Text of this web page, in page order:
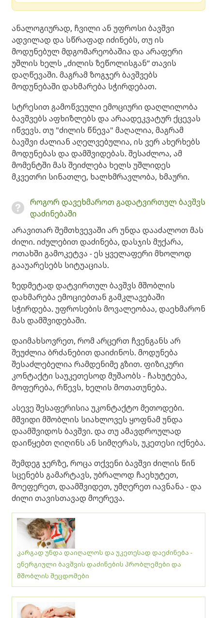
ანალოგიურად, ჩვილი ან უფროსი ბავშვი
ადვილად და სწრაფად იძინებს, თუ ის
მოდუნებულ მდგომარეობაშია და არაფერი
უშლის ხელს „ძილის ზეწოლისგან“ თავის
დაღწევაში. მაგრამ ზოგჯერ ბავშვებს
მოდუნებაში დახმარება სჭირდებათ.
სტრესით გამოწვეული ემოციური დაღლილობა
ბავშვებს აფხიზლებს და არაადეკვატურ ქცევას
იწვევს. თუ "ძილის წნევა" მაღალია, მაგრამ
ბავშვი ძალიან აღელვებულია, ის ვერ ახერხებს
მოდუნებას და დამშვიდებას. შესაძლოა, ამ
მომენტში მას შეიძლება ხელს უშლიდეს
მკვეთრი სინათლე, ხალხმრავლობა, ხმაური.
როგორ დავეხმაროთ გადატვირთულ ბავშვს
დაძინებაში
არავითარ შემთხვევაში არ უნდა დააძალოთ მას
ძილი. იძულებით დაძინება, დასჯის მუქარა,
ოთახში გამოკეტვა - ეს ყველაფერი მხოლოდ
გააუარესებს სიტუაციას.
ზედმეტად დატვირთულ ბავშვს მშობლის
დახმარება ემოციებთან გამკლავებაში
სჭირდება. უფროსების მოვალეობაა, დაეხმარონ
მას დამშვიდებაში.
დაიმახსოვრეთ, რომ არცერთ ჩვენგანს არ
შეუძლია ბრძანებით დაიძინოს. მოდუნება
შესაძლებელია რამდენიმე გზით. ფიზიკური
კონტაქტი საუკეთესოდ მუშაობს - ჩახუტება,
მოფერება, რწევს, ხელის მოთათუნება.
ასევე შესაფერისია უკონტაქტო მეთოდები.
მშვიდი მშობლის სიახლოვეს ყოფნამ უნდა
დაამშვიდოს ბავშვი. და თუ ამავდროულად
დაიწყებთ ღიღინს ან სიმღერას, უკეთესი იქნება.
შემდეგ ჯერზე, როცა თქვენი ბავშვი ძილის წინ
სცენებს გამარტავს, უბრალოდ ჩაეხუტეთ,
მოეფერეთ, დაამშვიდეთ, უმღერეთ იავნანა - და
ძილი თავისთავად მოერევა.
კარგად უნდა დაიღალოს და უკეთესად დაეძინება -
ენერგიული ბავშვის დაძინების პრობლემები და
მშობლის შეცდომები